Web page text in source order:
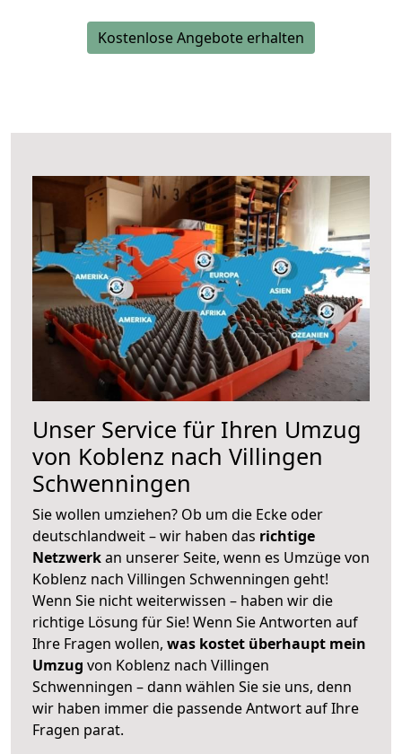
Kostenlose Angebote erhalten
Unser Service für Ihren Umzug
von Koblenz nach Villingen
Schwenningen
Sie wollen umziehen? Ob um die Ecke oder
deutschlandweit – wir haben das richtige
Netzwerkan unserer Seite, wenn es Umzüge von
Koblenz nach Villingen Schwenningen geht!
Wenn Sie nicht weiterwissen – haben wir die
richtige Lösung für Sie! Wenn Sie Antworten auf
Ihre Fragen wollen, was kostet überhaupt mein
Umzug von Koblenz nach Villingen
Schwenningen – dann wählen Sie sie uns, denn
wir haben immer die passende Antwort auf Ihre
Fragen parat.